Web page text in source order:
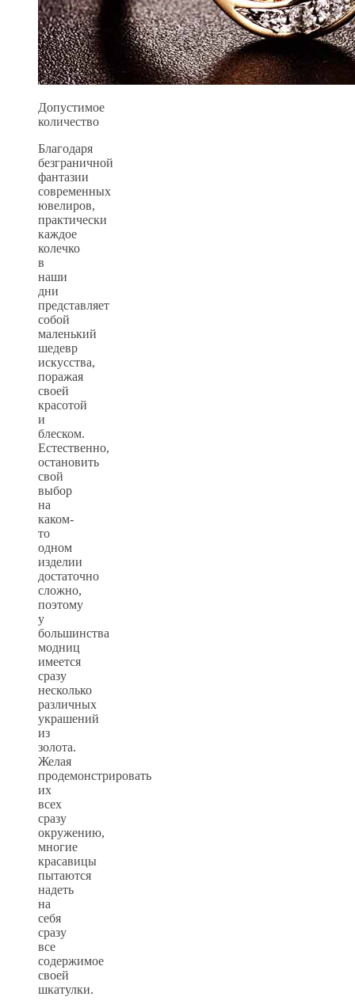
Допустимое
количество
Благодаря
безграничной
фантазии
современных
ювелиров,
практически
каждое
колечко
в
наши
дни
представляет
собой
маленький
шедевр
искусства,
поражая
своей
красотой
и
блеском.
Естественно,
остановить
свой
выбор
на
каком-
то
одном
изделии
достаточно
сложно,
поэтому
у
большинства
модниц
имеется
сразу
несколько
различных
украшений
из
золота.
Желая
продемонстрировать
их
всех
сразу
окружению,
многие
красавицы
пытаются
надеть
на
себя
сразу
все
содержимое
своей
шкатулки.